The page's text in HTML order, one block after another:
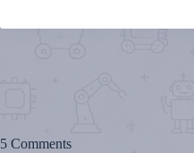
5 Comments